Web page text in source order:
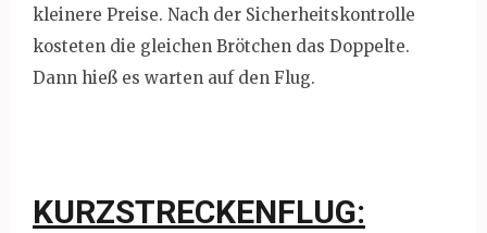
kleinere Preise. Nach der Sicherheitskontrolle
kosteten die gleichen Brötchen das Doppelte.
Dann hieß es warten auf den Flug.
KURZSTRECKENFLUG: